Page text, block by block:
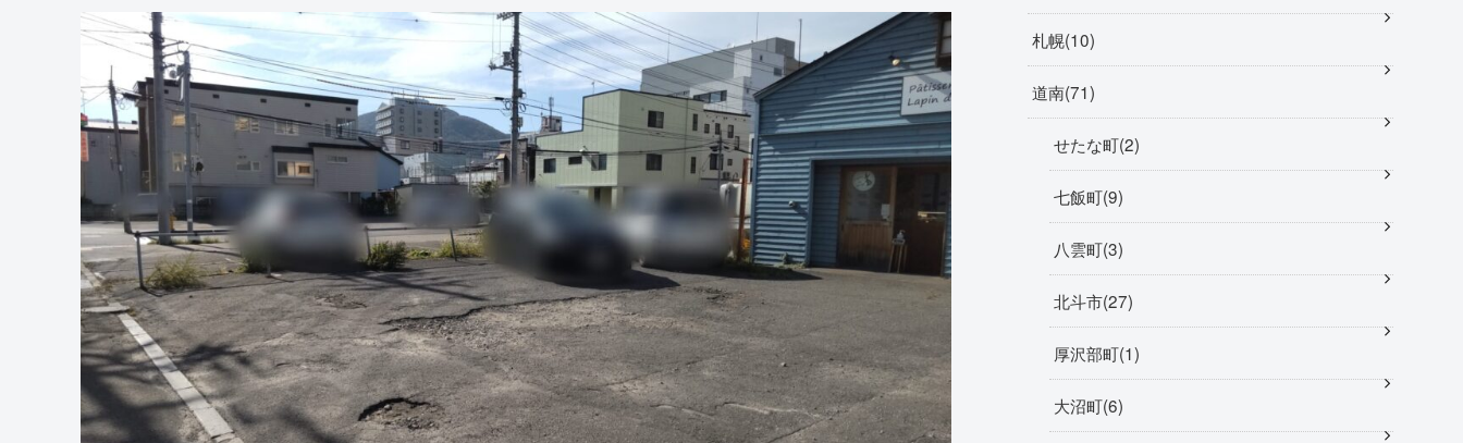
札幌 10
道南 71
せたな町 2
七飯町 9
八雲町 3
北斗市 27
厚沢部町 1
大沼町 6